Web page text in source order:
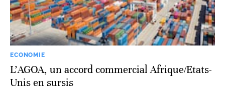
ECONOMIE
L’AGOA, un accord commercial Afrique/Etats-
Unis en sursis